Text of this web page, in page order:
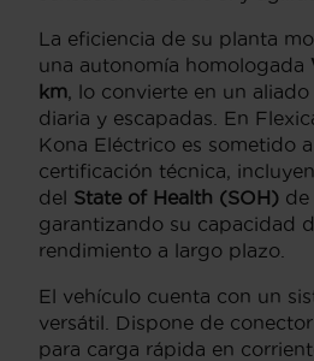
La eficiencia de su planta
una autonomía homologada
km , lo convierte en un
diaria y escapadas. En
Kona Eléctrico es sometido
certificación técnica,
del State of Health (SOH) de
garantizando su capacidad
rendimiento a largo plazo.
El vehículo cuenta con un
versátil. Dispone de conector
para carga rápida en